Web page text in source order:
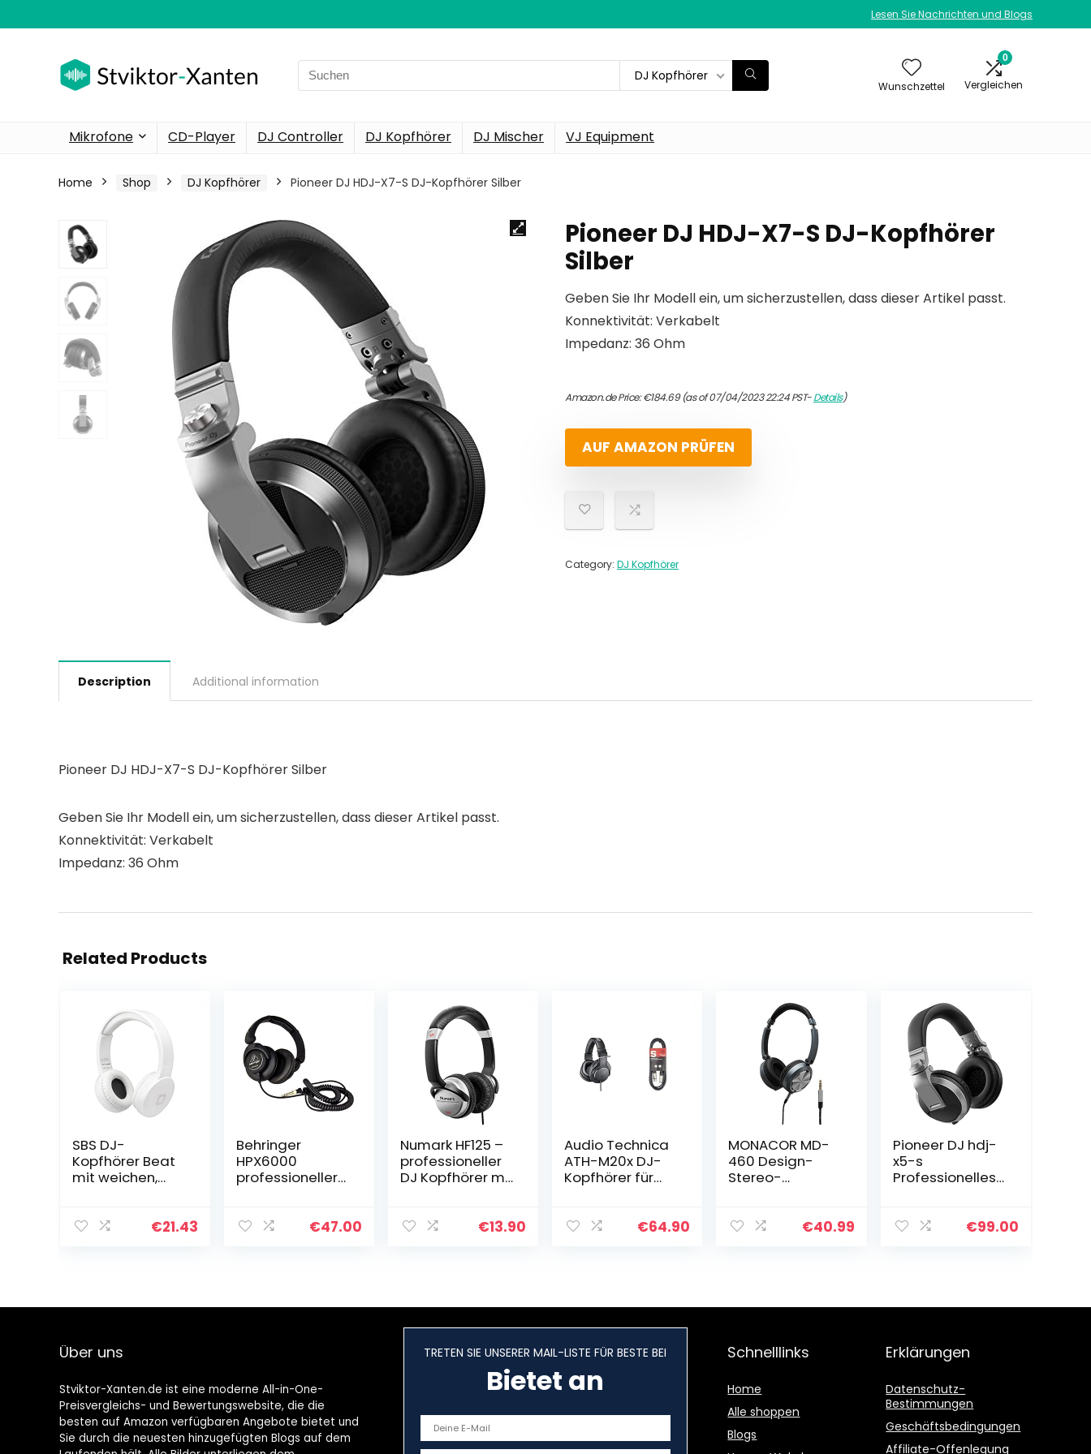
Lesen Sie Nachrichten und Blogs
Search
for:
DJ Kopfhörer
Wunschzettel
0
Vergleichen
Mikrofone CD-Player DJ Controller DJ Kopfhörer DJ Mischer VJ Equipment
Home Shop DJ Kopfhörer Pioneer DJ HDJ-X7-S DJ-Kopfhörer Silber
Pioneer DJ HDJ-X7-S DJ-Kopfhörer
Silber
Geben Sie Ihr Modell ein, um sicherzustellen, dass dieser Artikel passt.
Konnektivität: Verkabelt
Impedanz: 36 Ohm
Amazon.de Price:€184.69(as of 07/04/2023 22:24 PST-Details)
AUF AMAZON PRÜFEN
Category: DJ Kopfhörer
Description Additional information
Pioneer DJ HDJ-X7-S DJ-Kopfhörer Silber
Geben Sie Ihr Modell ein, um sicherzustellen, dass dieser Artikel passt.
Konnektivität: Verkabelt
Impedanz: 36 Ohm
Related Products
SBS DJ-
Kopfhörer Beat
mit weichen,
gepolstertem
€21.43
Behringer
HPX6000
professioneller
€47.00
Numark HF125 –
professioneller
DJ Kopfhörer mit
Lautsprechern
€13.90
Audio Technica
ATH-M20x DJ-
Kopfhörer für
Meter – 1x XLR
€64.90
MONACOR MD-
460 Design-
Stereo-
Ohrmuschel
€40.99
Pioneer DJ hdj-
x5-s
Professionelles
€99.00
Über uns
Stviktor-Xanten.de ist eine moderne All-in-One-
Preisvergleichs- und Bewertungswebsite, die die
besten auf Amazon verfügbaren Angebote bietet und
Sie durch die neuesten hinzugefügten Blogs auf dem
TRETEN SIE UNSERER MAIL-LISTE FÜR BESTE BEI
Bietet an
Schnelllinks
Home
Alle shoppen
Blogs
Erklärungen
Datenschutz-
Bestimmungen
Geschäftsbedingungen
Affiliate-Offenlegung